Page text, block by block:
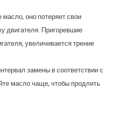
оно потеряет свои
двигателя. Пригоревшие
увеличивается трение
замены в соответствии с
масло чаще, чтобы продлить